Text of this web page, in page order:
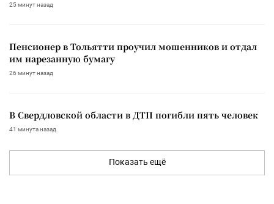
25 минут назад
Пенсионер в Тольятти проучил мошенников и отдал
им нарезанную бумагу
26 минут назад
В Свердловской области в ДТП погибли пять человек
41 минута назад
Показать ещё